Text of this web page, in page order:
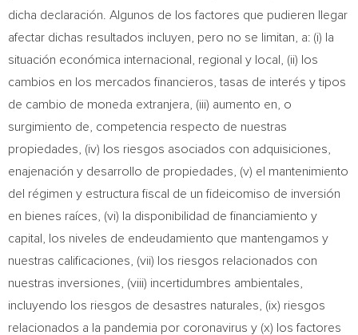
dicha declaración. Algunos de los factores que pudieren llegar
afectar dichas resultados incluyen, pero no se limitan, a: (i) la
situación económica internacional, regional y local, (ii) los
cambios en los mercados financieros, tasas de interés y tipos
de cambio de moneda extranjera, (iii) aumento en, o
surgimiento de, competencia respecto de nuestras
propiedades, (iv) los riesgos asociados con adquisiciones,
enajenación y desarrollo de propiedades, (v) el mantenimiento
del régimen y estructura fiscal de un fideicomiso de inversión
en bienes raíces, (vi) la disponibilidad de financiamiento y
capital, los niveles de endeudamiento que mantengamos y
nuestras calificaciones, (vii) los riesgos relacionados con
nuestras inversiones, (viii) incertidumbres ambientales,
incluyendo los riesgos de desastres naturales, (ix) riesgos
relacionados a la pandemia por coronavirus y (x) los factores